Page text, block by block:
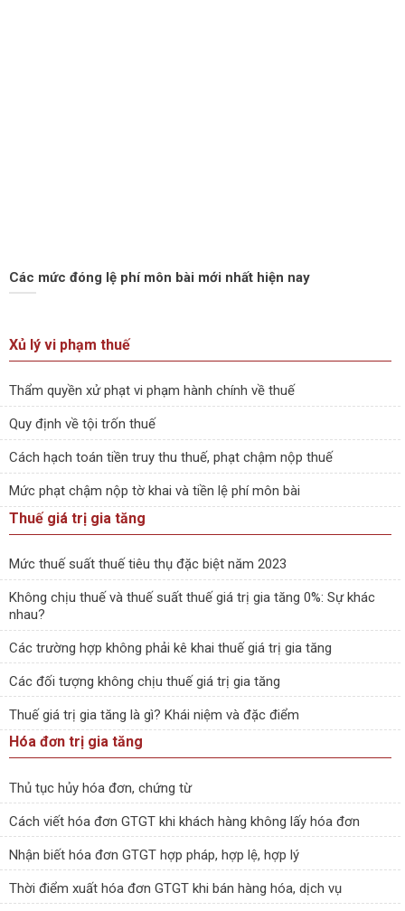
Các mức đóng lệ phí môn bài mới nhất hiện nay
Xủ lý vi phạm thuế
Thẩm quyền xử phạt vi phạm hành chính về thuế
Quy định về tội trốn thuế
Cách hạch toán tiền truy thu thuế, phạt chậm nộp thuế
Mức phạt chậm nộp tờ khai và tiền lệ phí môn bài
Thuế giá trị gia tăng
Mức thuế suất thuế tiêu thụ đặc biệt năm 2023
Không chịu thuế và thuế suất thuế giá trị gia tăng 0%: Sự khác
nhau?
Các trường hợp không phải kê khai thuế giá trị gia tăng
Các đối tượng không chịu thuế giá trị gia tăng
Thuế giá trị gia tăng là gì? Khái niệm và đặc điểm
Hóa đơn trị gia tăng
Thủ tục hủy hóa đơn, chứng từ
Cách viết hóa đơn GTGT khi khách hàng không lấy hóa đơn
Nhận biết hóa đơn GTGT hợp pháp, hợp lệ, hợp lý
Thời điểm xuất hóa đơn GTGT khi bán hàng hóa, dịch vụ